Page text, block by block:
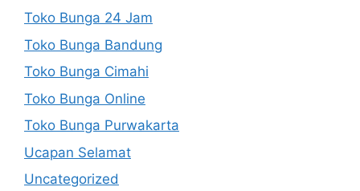
Toko Bunga 24 Jam
Toko Bunga Bandung
Toko Bunga Cimahi
Toko Bunga Online
Toko Bunga Purwakarta
Ucapan Selamat
Uncategorized